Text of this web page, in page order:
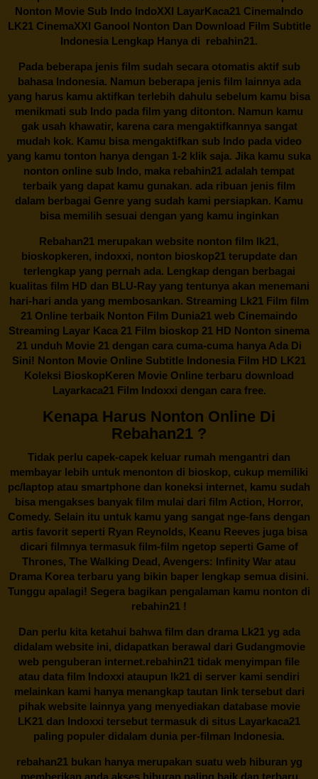
Nonton Movie Sub Indo IndoXXI LayarKaca21 CinemaIndo
LK21 CinemaXXI Ganool Nonton Dan Download Film Subtitle
Indonesia Lengkap Hanya di rebahin21.
Pada beberapa jenis film sudah secara otomatis aktif sub
bahasa Indonesia. Namun beberapa jenis film lainnya ada
yang harus kamu aktifkan terlebih dahulu sebelum kamu bisa
menikmati sub Indo pada film yang ditonton. Namun kamu
gak usah khawatir, karena cara mengaktifkannya sangat
mudah kok. Kamu bisa mengaktifkan sub Indo pada video
yang kamu tonton hanya dengan 1-2 klik saja. Jika kamu suka
nonton online sub Indo, maka rebahin21 adalah tempat
terbaik yang dapat kamu gunakan. ada ribuan jenis film
dalam berbagai Genre yang sudah kami persiapkan. Kamu
bisa memilih sesuai dengan yang kamu inginkan
Rebahan21 merupakan website nonton film lk21,
bioskopkeren, indoxxi, nonton bioskop21 terupdate dan
terlengkap yang pernah ada. Lengkap dengan berbagai
kualitas film HD dan BLU-Ray yang tentunya akan menemani
hari-hari anda yang membosankan. Streaming Lk21 Film film
21 Online terbaik Nonton Film Dunia21 web Cinemaindo
Streaming Layar Kaca 21 Film bioskop 21 HD Nonton sinema
21 unduh Movie 21 dengan cara cuma-cuma hanya Ada Di
Sini! Nonton Movie Online Subtitle Indonesia Film HD LK21
Koleksi BioskopKeren Movie Online terbaru download
Layarkaca21 Film Indoxxi dengan cara free.
Kenapa Harus Nonton Online Di
Rebahan21 ?
Tidak perlu capek-capek keluar rumah mengantri dan
membayar lebih untuk menonton di bioskop, cukup memiliki
pc/laptop atau smartphone dan koneksi internet, kamu sudah
bisa mengakses banyak film mulai dari film Action, Horror,
Comedy. Selain itu untuk kamu yang sangat nge-fans dengan
artis favorit seperti Ryan Reynolds, Keanu Reeves juga bisa
dicari filmnya termasuk film-film ngetop seperti Game of
Thrones, The Walking Dead, Avengers: Infinity War atau
Drama Korea terbaru yang bikin baper lengkap semua disini.
Tunggu apalagi! Segera bagikan pengalaman kamu nonton di
rebahin21 !
Dan perlu kita ketahui bahwa film dan dramaLk21yg ada
didalam website ini, didapatkan berawal dari Gudangmovie
web penguberan internet.rebahin21 tidak menyimpan file
atau data film Indoxxi ataupun lk21 di server kami sendiri
melainkan kami hanya menangkap tautan link tersebut dari
pihak website lainnya yang menyediakan database movie
LK21 dan Indoxxi tersebut termasuk di situs Layarkaca21
paling populer didalam dunia per-filman Indonesia.
rebahan21bukan hanya merupakan suatu web hiburan yg
memberikan anda akses hiburan paling baik dan terbaru